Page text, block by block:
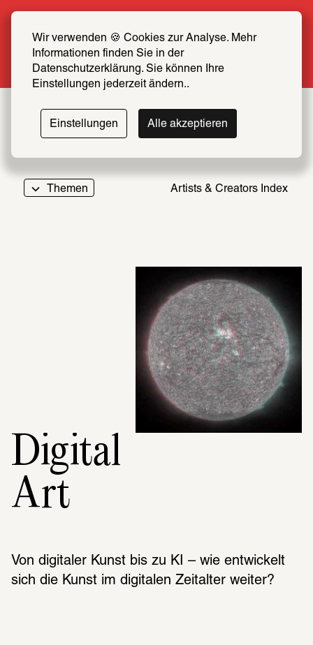
Wir verwenden 🍪 Cookies zur Analyse. Mehr
Informationen finden Sie in der
Datenschutzerklärung. Sie können Ihre
Einstellungen jederzeit ändern..
Einstellungen Alle akzeptieren
SCHIRN FREUND*IN werden
Mehr erfahren
Themen Artists & Creators Index
Digital
Art
Von digitaler Kunst bis zu KI – wie entwickelt
sich die Kunst im digitalen Zeitalter weiter?